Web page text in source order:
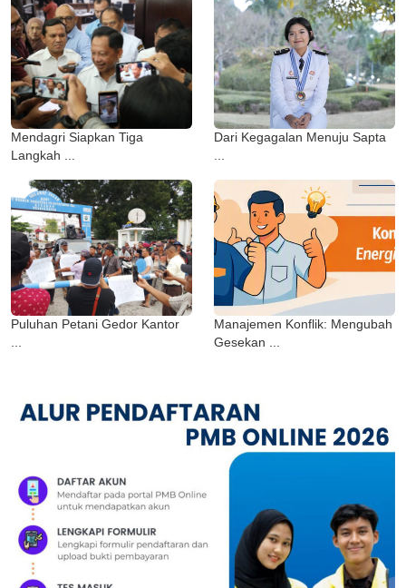
Mendagri Siapkan Tiga
Langkah ...
Dari Kegagalan Menuju Sapta
...
Puluhan Petani Gedor Kantor
...
Manajemen Konflik: Mengubah
Gesekan ...